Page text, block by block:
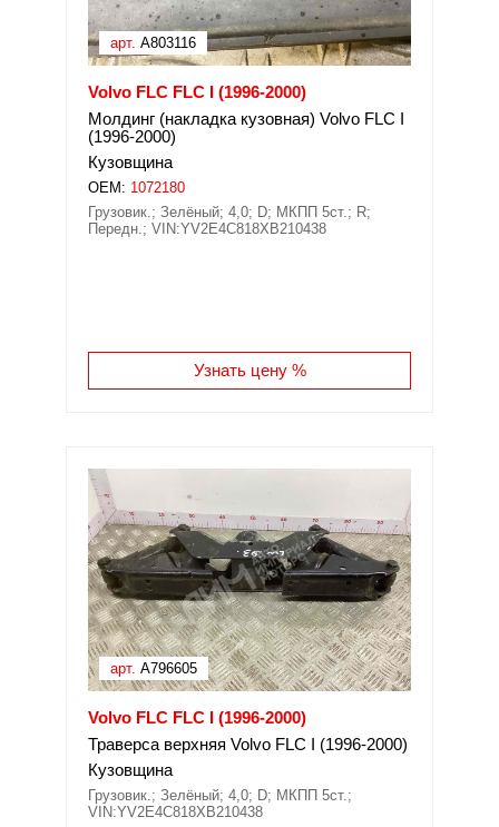
арт. A803116
Volvo FLC FLC I (1996-2000)
Молдинг (накладка кузовная) Volvo FLC I
(1996-2000)
Кузовщина
OEM: 1072180
Грузовик.; Зелёный; 4,0; D; МКПП 5ст.; R;
Передн.; VIN:YV2E4C818XB210438
Узнать цену %
арт. A796605
Volvo FLC FLC I (1996-2000)
Траверса верхняя Volvo FLC I (1996-2000)
Кузовщина
Грузовик.; Зелёный; 4,0; D; МКПП 5ст.;
VIN:YV2E4C818XB210438